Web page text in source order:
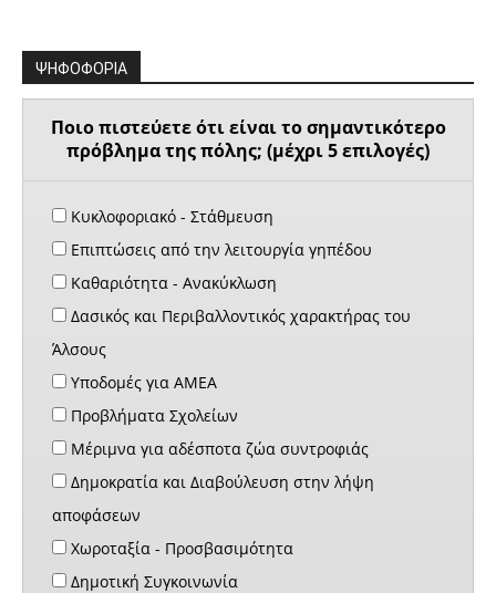
ΨΗΦΟΦΟΡΙΑ
Ποιο πιστεύετε ότι είναι το σημαντικότερο
πρόβλημα της πόλης; (μέχρι 5 επιλογές)
Κυκλοφοριακό - Στάθμευση
Επιπτώσεις από την λειτουργία γηπέδου
Καθαριότητα - Ανακύκλωση
Δασικός και Περιβαλλοντικός χαρακτήρας του
Άλσους
Υποδομές για ΑΜΕΑ
Προβλήματα Σχολείων
Μέριμνα για αδέσποτα ζώα συντροφιάς
Δημοκρατία και Διαβούλευση στην λήψη
αποφάσεων
Χωροταξία - Προσβασιμότητα
Δημοτική Συγκοινωνία